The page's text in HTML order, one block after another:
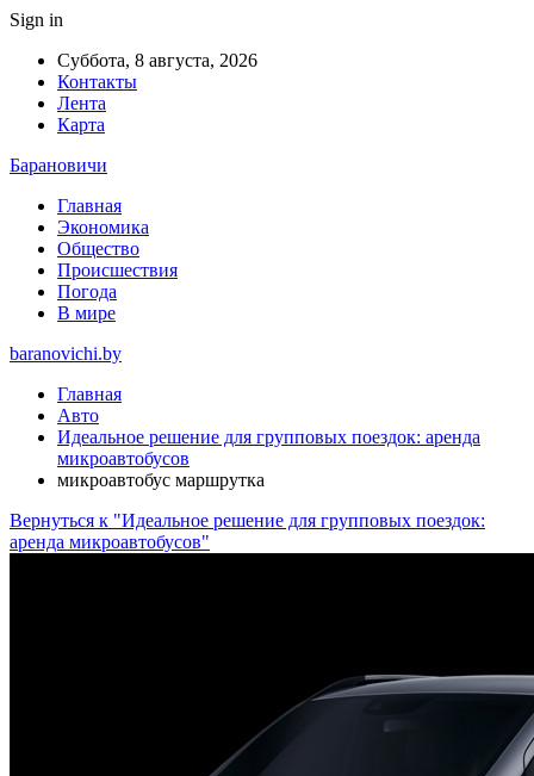
Sign in
Суббота, 8 августа, 2026
Контакты
Лента
Карта
Барановичи
Главная
Экономика
Общество
Происшествия
Погода
В мире
baranovichi.by
Главная
Авто
Идеальное решение для групповых поездок: аренда
микроавтобусов
микроавтобус маршрутка
Вернуться к "Идеальное решение для групповых поездок:
аренда микроавтобусов"